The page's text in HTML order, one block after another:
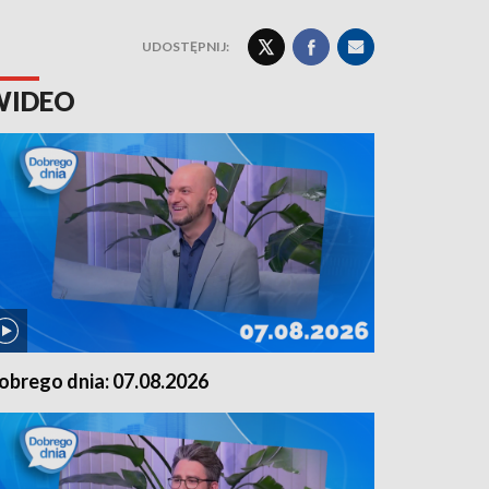
UDOSTĘPNIJ:
dnia: 07.08.2026